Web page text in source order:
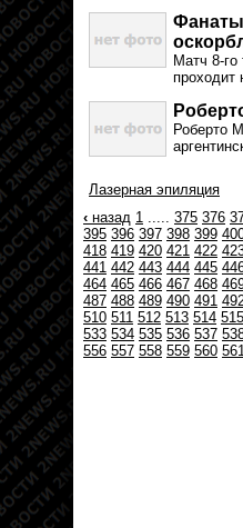
Матч 8-
проходит
Роберто
Лазерная эпиляция
‹ назад 1 ..... 375 376
395 396 397 398 399
418 419 420 421 422
441 442 443 444 445
464 465 466 467 468
487 488 489 490 491
510 511 512 513 514 515
533 534 535 536 537
556 557 558 559 560